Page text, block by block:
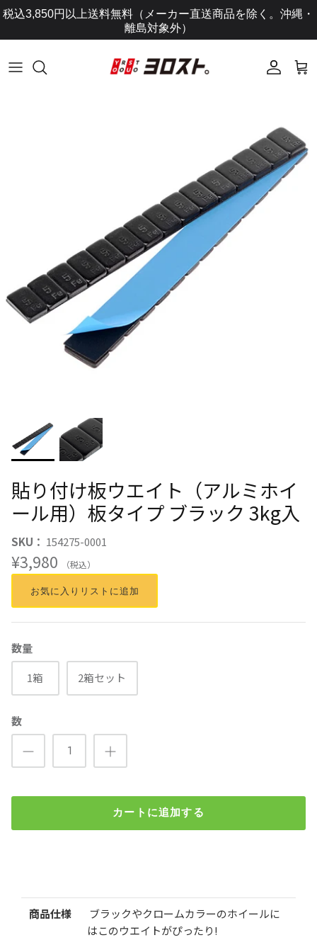
コ
テ
ツ
税込3,850円以上送料無料（メーカー直送商品を除く。沖縄・
離島対象外）
貼り付け板ウエイト（アルミホイ
ール用）板タイプ ブラック 3kg入
SKU： 154275-0001
¥3,980 （税込）
お気に入りリストに追加
数量
1箱 2箱セット
数
カートに追加する
¥3,980 （税込） 検索
商品仕様
ブラックやクロームカラーのホイールに
はこのウエイトがぴったり!